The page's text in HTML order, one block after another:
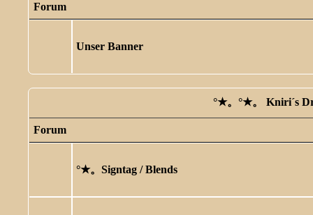
Forum
Unser Banner
°★。°★。 Kniri´s
Forum
°★。Signtag / Blends